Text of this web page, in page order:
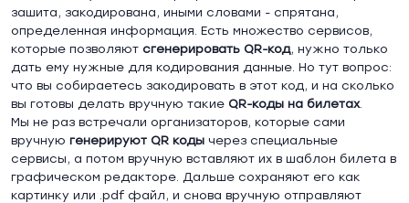
зашита, закодирована, иными словами - спрятана,
определенная информация. Есть множество сервисов,
которые позволяют сгенерировать QR-код, нужно только
дать ему нужные для кодирования данные. Но тут вопрос:
что вы собираетесь закодировать в этот код, и на сколько
вы готовы делать вручную такие QR-коды на билетах.
Мы не раз встречали организаторов, которые сами
вручную генерируют QR коды через специальные
сервисы, а потом вручную вставляют их в шаблон билета в
графическом редакторе. Дальше сохраняют его как
картинку или .pdf файл, и снова вручную отправляют